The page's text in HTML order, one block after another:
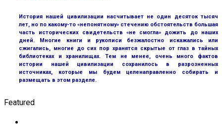
История нашей цивилизации насчитывает не один десяток тысяч
лет, но по какому-то «непонятному» стечению обстоятельств большая
часть исторических свидетельств «не смогла» дожить до наших
дней. Многие книги и рукописи безжалостно искажались или
сжигались, многие до сих пор хранятся скрытые от глаз в тайных
библиотеках и хранилищах. Тем не менее, очень много фактов
истории нашей цивилизации сохранилось в разрозненных
источниках, которые мы будем целенаправленно собирать и
размещать в этом разделе.
Featured